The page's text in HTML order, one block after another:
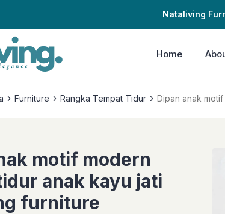
Nataliving
Home
› Furniture › Rangka Tempat Tidur › Dipan anak
motif modern
anak kayu jati
furniture